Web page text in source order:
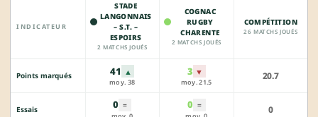
INDICATEUR
STADE
LANGONNAIS
– S.T. –
ESPOIRS
2 MATCHS JOUÉS
COGNAC
RUGBY
CHARENTE
2 MATCHS JOUÉS
COMPÉTITION
26 MATCHS JOUÉS
Points marqués 41 ▲
moy. 38
3 ▼
moy. 21.5
20.7
Essais 0 = 0 = 0